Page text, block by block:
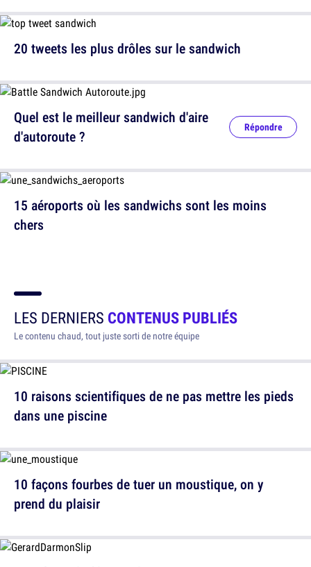
20 tweets les plus drôles sur le sandwich
15 aéroports où les sandwichs sont les moins
chers
Quel est le meilleur sandwich d'aire
d'autoroute ?
Répondre
LES DERNIERS CONTENUS PUBLIÉS
Le contenu chaud, tout juste sorti de notre équipe
10 raisons scientifiques de ne pas mettre les pieds
dans une piscine
10 façons fourbes de tuer un moustique, on y
prend du plaisir